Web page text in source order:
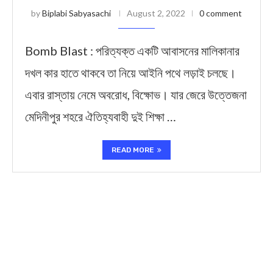
byBiplabi Sabyasachi August 2, 2022 0 comment
Bomb Blast : পরিত্যক্ত একটি আবাসনের মালিকানার
দখল কার হাতে থাকবে তা নিয়ে আইনি পথে লড়াই চলছে।
এবার রাস্তায় নেমে অবরোধ, বিক্ষোভ। যার জেরে উত্তেজনা
মেদিনীপুর শহরে ঐতিহ্যবাহী দুই শিক্ষা …
READ MORE